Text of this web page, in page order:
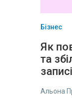
Бізнес
Як
та
Альона